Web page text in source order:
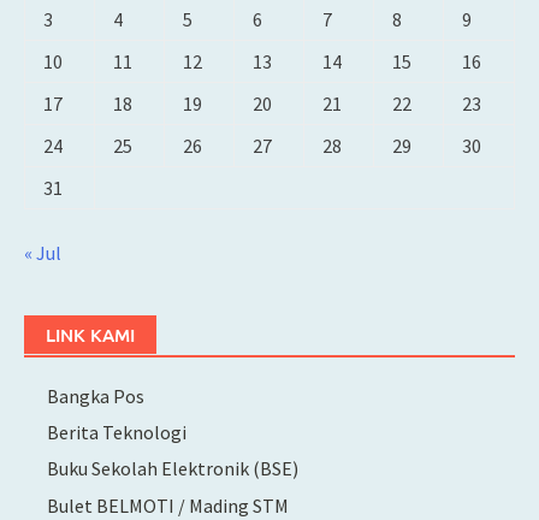
3
4 5 6 7 8
9
10
11 12 13 14 15
16
17
18 19 20 21 22
23
24
25 26 27 28 29
30
31
« Jul
LINK KAMI
Bangka Pos
Berita Teknologi
Buku Sekolah Elektronik (BSE)
Bulet BELMOTI / Mading STM